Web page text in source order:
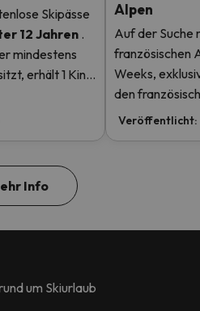
Skipässe
12 Jahren .
mindestens
erhält 1 Kind
Alpen
Auf der Suche
französischen
Weeks,
den
Rabatten
Veröffentlicht:
Info
um Skiurlaub